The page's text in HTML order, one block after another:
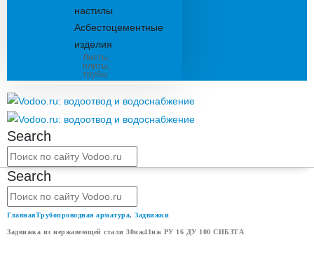
настилы
Асбестоцементные
изделия
Листы,
плиты,
трубы
Search
Search
ГлавнаяТрубопроводная арматура, Задвижки
Задвижка из нержавеющей стали 30нж41нж РУ 16 ДУ 100 СИБЗТА